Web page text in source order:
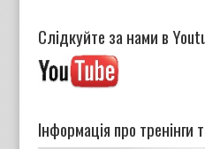
Слідкуйте за нами в
Інформація про тренінги